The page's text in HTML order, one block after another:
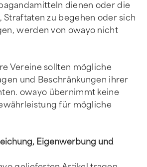
dienen oder die
Straftaten zu begehen oder sich
werden von owayo nicht
Vereine sollten mögliche
und Beschränkungen ihrer
owayo übernimmt keine
für mögliche
Eigenwerbung und